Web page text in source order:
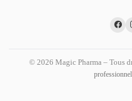
© 2026 Magic Pharma – Tous